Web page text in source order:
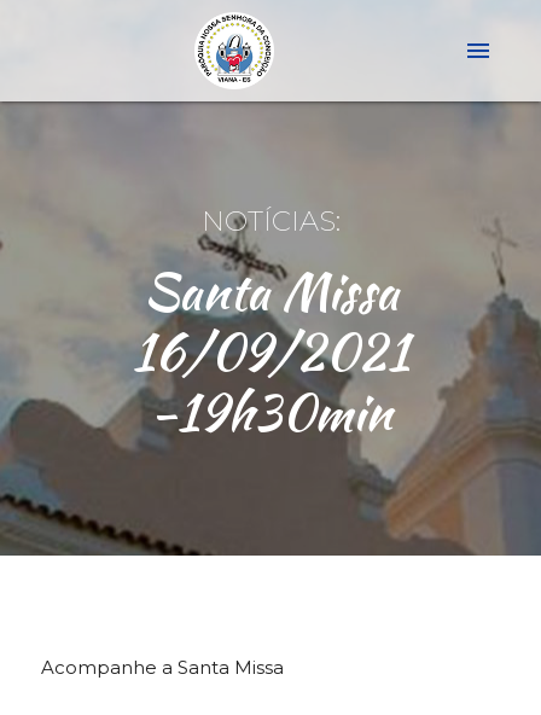
menu
NOTÍCIAS:
Santa Missa
16/09/2021
-19h30min
Acompanhe a Santa Missa